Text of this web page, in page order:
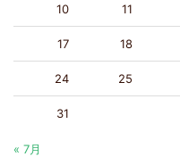
10 11
17 18
24 25
31
« 7月